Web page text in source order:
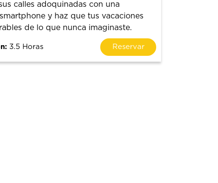
calles adoquinadas con una
y haz que tus vacaciones
de lo que nunca imaginaste.
3.5 Horas Reservar